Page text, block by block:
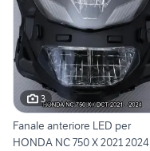
3
Fanale anteriore LED per
HONDA NC 750 X 2021 2024